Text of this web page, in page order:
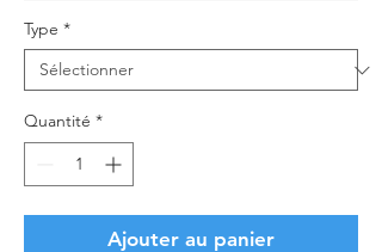
Type *
Quantité *
Ajouter au panier